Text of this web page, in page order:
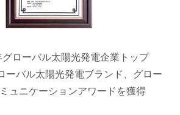
ローバル太陽光発電企業トップ
ーバル太陽光発電ブランド、グロー
ュニケーションアワードを獲得